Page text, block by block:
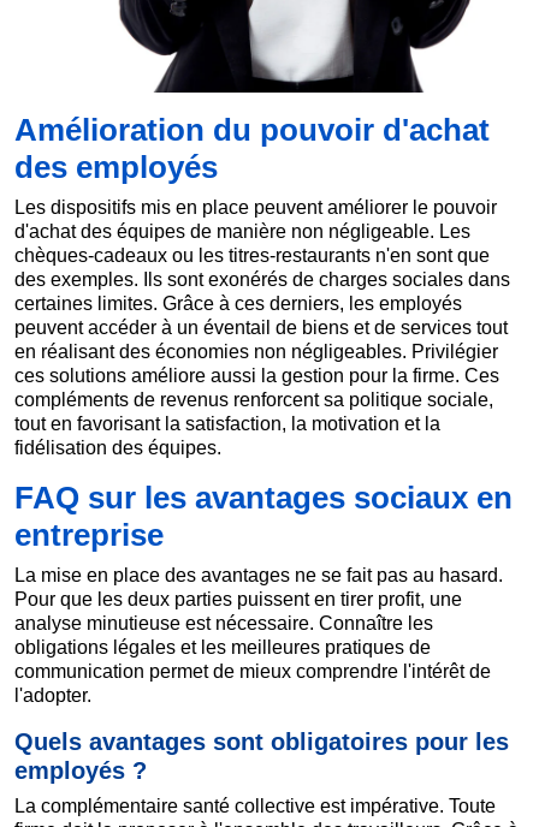
Amélioration du pouvoir d'achat
des employés
Les dispositifs mis en place peuvent améliorer le pouvoir
d'achat des équipes de manière non négligeable. Les
chèques-cadeaux ou les titres-restaurants n'en sont que
des exemples. Ils sont exonérés de charges sociales dans
certaines limites. Grâce à ces derniers, les employés
peuvent accéder à un éventail de biens et de services tout
en réalisant des économies non négligeables. Privilégier
ces solutions améliore aussi la gestion pour la firme. Ces
compléments de revenus renforcent sa politique sociale,
tout en favorisant la satisfaction, la motivation et la
fidélisation des équipes.
FAQ sur les avantages sociaux en
entreprise
La mise en place des avantages ne se fait pas au hasard.
Pour que les deux parties puissent en tirer profit, une
analyse minutieuse est nécessaire. Connaître les
obligations légales et les meilleures pratiques de
communication permet de mieux comprendre l'intérêt de
l'adopter.
Quels avantages sont obligatoires pour les
employés ?
La complémentaire santé collective est impérative. Toute